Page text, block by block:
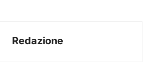
Redazione